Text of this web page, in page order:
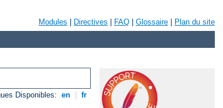
Modules Directives FAQ Glossaire Plan du site
Disponibles: en fr